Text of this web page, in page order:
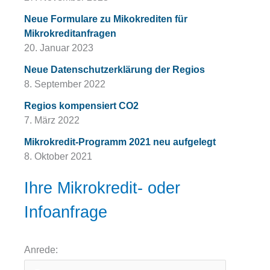
Neue Formulare zu Mikokrediten für
Mikrokreditanfragen
20. Januar 2023
Neue Datenschutzerklärung der Regios
8. September 2022
Regios kompensiert CO2
7. März 2022
Mikrokredit-Programm 2021 neu aufgelegt
8. Oktober 2021
Ihre Mikrokredit- oder
Infoanfrage
Anrede: